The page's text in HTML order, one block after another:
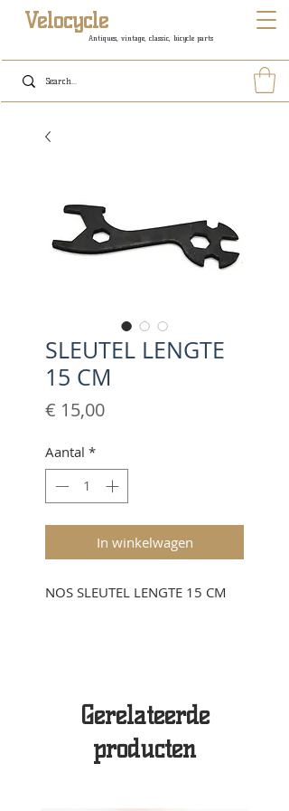
Antiques, vintage, classic, bicycle parts
Velocycle
SLEUTEL LENGTE
15 CM
€ 15,00Prijs
Aantal *
In winkelwagen
NOS SLEUTEL LENGTE 15 CM
Gerelateerde
producten